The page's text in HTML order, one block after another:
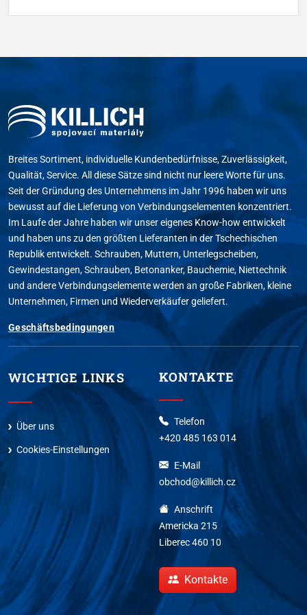
Breites Sortiment, individuelle Kundenbedürfnisse, Zuverlässigkeit,
Qualität, Service. All diese Sätze sind nicht nur leere Worte für uns.
Seit der Gründung des Unternehmens im Jahr 1996 haben wir uns
bewusst auf die Lieferung von Verbindungselementen konzentriert.
Im Laufe der Jahre haben wir unser eigenes Know-how entwickelt
und haben uns zu den größten Lieferanten in der Tschechischen
Republik entwickelt. Schrauben, Muttern, Unterlegscheiben,
Gewindestangen, Schrauben, Betonanker, Bauchemie, Niettechnik
und andere Verbindungselemente werden an große Fabriken, kleine
Unternehmen, Firmen und Wiederverkäufer geliefert.
Geschäftsbedingungen
WICHTIGE LINKS
Über uns
Cookies-Einstellungen
KONTAKTE
Telefon
+420 485 163 014
E-Mail
obchod@killich.cz
Anschrift
Americka 215
Liberec 460 10
Kontakte